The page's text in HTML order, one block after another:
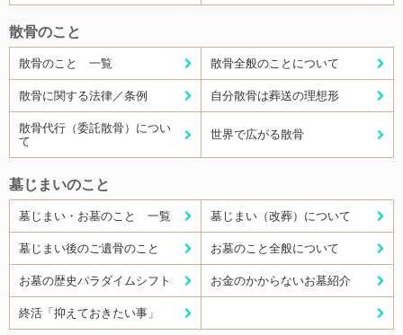
散骨のこと
散骨のこと 一覧 散骨全般のことについて
散骨に関する法律／条例 自分散骨は葬送の理想形
散骨代行（委託散骨）につい
て
世界で広がる散骨
墓じまいのこと
墓じまい・お墓のこと 一覧 墓じまい（改葬）について
墓じまい後のご遺骨のこと お墓のこと全般について
お墓の歴史パラダイムシフト お金のかからないお墓紹介
終活「抑えておきたい事」